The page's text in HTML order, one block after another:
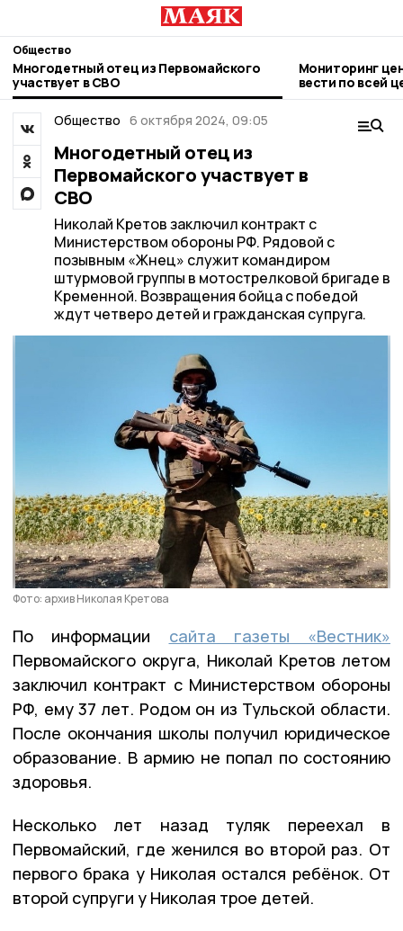
Общество
Многодетный отец из Первомайского
участвует в СВО
Мониторинг
вести по всей
Общество 6 октября 2024, 09:05
Многодетный отец из
Первомайского участвует в
СВО
Николай Кретов заключил контракт с
Министерством обороны РФ. Рядовой с
позывным «Жнец» служит командиром
штурмовой группы в мотострелковой бригаде в
Кременной. Возвращения бойца с победой
ждут четверо детей и гражданская супруга.
Фото: архив Николая Кретова
По информации сайта газеты «Вестник»
Первомайского округа, Николай Кретов летом
заключил контракт с Министерством обороны
РФ, ему 37 лет. Родом он из Тульской области.
После окончания школы получил юридическое
образование. В армию не попал по состоянию
здоровья.
Несколько лет назад туляк переехал в
Первомайский, где женился во второй раз. От
первого брака у Николая остался ребёнок. От
второй супруги у Николая трое детей.